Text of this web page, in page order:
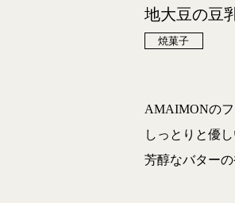
地大豆の豆
焼菓子
AMAIMONのフ
しっとりと優し
芳醇なバター